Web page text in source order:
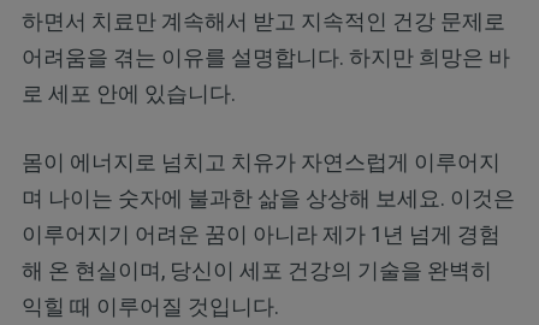
하면서 치료만 계속해서 받고 지속적인 건강 문제로
어려움을 겪는 이유를 설명합니다. 하지만 희망은 바
로 세포 안에 있습니다.
몸이 에너지로 넘치고 치유가 자연스럽게 이루어지
며 나이는 숫자에 불과한 삶을 상상해 보세요. 이것은
이루어지기 어려운 꿈이 아니라 제가 1년 넘게 경험
해 온 현실이며, 당신이 세포 건강의 기술을 완벽히
익힐 때 이루어질 것입니다.